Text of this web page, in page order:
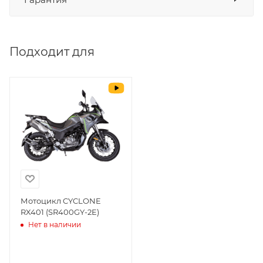
Уважаемые пользователи, в настоящем
которыми необходимо ознакомиться
покупателю, в случае приобретения
товара в нашем салоне. Здесь
размещены общие сведения по
решению возможных гарантийных
случаев и образцы необходимых для
гарантийные обязательства на
приобретаемую технику подробно
изложены в Руководстве по
Подходит для
Мотоцикл CYCLONE
RX401 (SR400GY-2E)
Нет в наличии